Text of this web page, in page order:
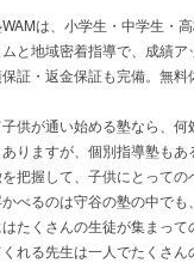
は、小学生・中学生・
と地域密着指導で、成績
証・返金保証も完備。無料
供が通い始める塾なら、
りますが、個別指導塾も
把握して、子供にとって
べるのは守谷の塾の中で
たくさんの生徒が集まっ
れる先生は一人でたくさ